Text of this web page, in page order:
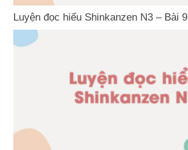
Luyện đọc hiểu Shinkanzen N3 – Bài 9